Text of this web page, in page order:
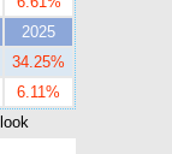
2025
34.25%
6.11%